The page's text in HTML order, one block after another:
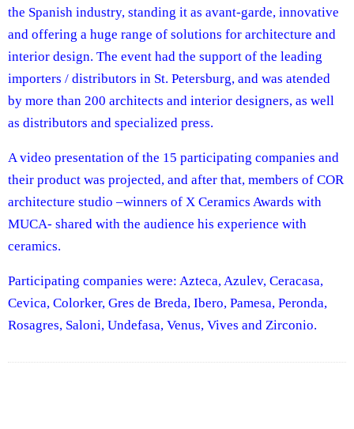
the Spanish industry, standing it as avant-garde, innovative
and offering a huge range of solutions for architecture and
interior design. The event had the support of the leading
importers / distributors in St. Petersburg, and was atended
by more than 200 architects and interior designers, as well
as distributors and specialized press.
A video presentation of the 15 participating companies and
their product was projected, and after that, members of COR
architecture studio –winners of X Ceramics Awards with
MUCA- shared with the audience his experience with
ceramics.
Participating companies were: Azteca, Azulev, Ceracasa,
Cevica, Colorker, Gres de Breda, Ibero, Pamesa, Peronda,
Rosagres, Saloni, Undefasa, Venus, Vives and Zirconio.